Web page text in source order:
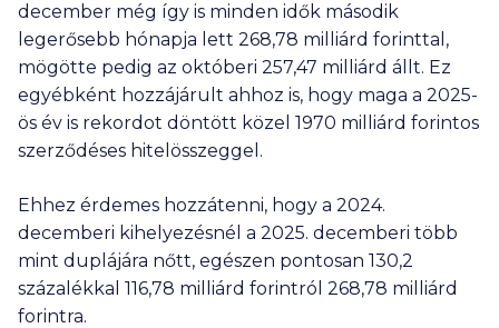
december még így is minden idők második
legerősebb hónapja lett 268,78 milliárd forinttal,
mögötte pedig az októberi 257,47 milliárd állt. Ez
egyébként hozzájárult ahhoz is, hogy maga a 2025-
ös év is rekordot döntött közel 1970 milliárd forintos
szerződéses hitelösszeggel.
Ehhez érdemes hozzátenni, hogy a 2024.
decemberi kihelyezésnél a 2025. decemberi több
mint duplájára nőtt, egészen pontosan 130,2
százalékkal 116,78 milliárd forintról 268,78 milliárd
forintra.